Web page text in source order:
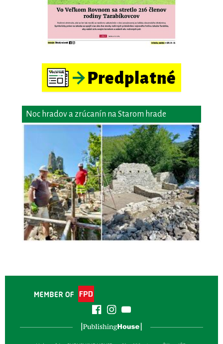
Noc hradov a zrúcanín na Starom hrade